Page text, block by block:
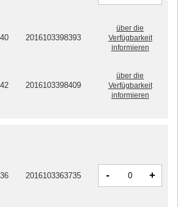
40 2016103398393
über die
Verfügbarkeit
informieren
42 2016103398409
über die
Verfügbarkeit
informieren
36 2016103363735 - +